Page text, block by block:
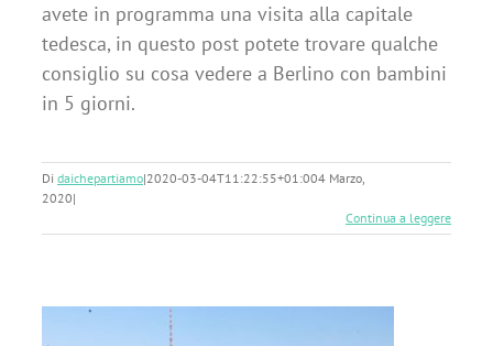
avete in programma una visita alla capitale
tedesca, in questo post potete trovare qualche
consiglio su cosa vedere a Berlino con bambini
in 5 giorni.
Di daichepartiamo|2020-03-04T11:22:55+01:004 Marzo,
2020|
Continua a leggere